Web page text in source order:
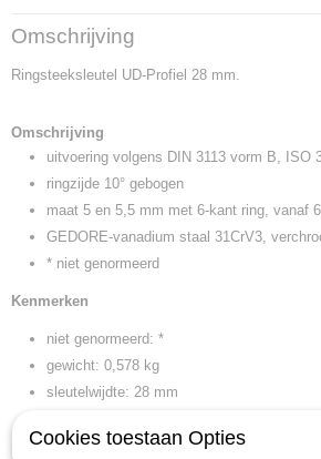
Productcode
6002880
EAN code
Productcode leverancier
0,58 Kg
Afmetingen (l,b,h)
37,20 x 6 x 3,70 cm
Omschrijving
Ringsteeksleutel UD-Profiel 28 mm.
Omschrijving
uitvoering volgens DIN 3113 vorm B, ISO
ringzijde 10° gebogen
maat 5 en 5,5 mm met 6-kant ring, vanaf
GEDORE-vanadium staal 31CrV3,
* niet genormeerd
Kenmerken
niet genormeerd: *
gewicht: 0,578 kg
sleutelwijdte: 28 mm
kopbreedte (b b1 n w3): 40,2 mm
Cookies toestaan Opties